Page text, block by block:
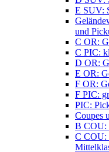
E SUV:
und
C OR:
C PIC:
D OR:
E OR:
F OR:
F PIC:
PIC:
Coupes
B COU:
C COU: